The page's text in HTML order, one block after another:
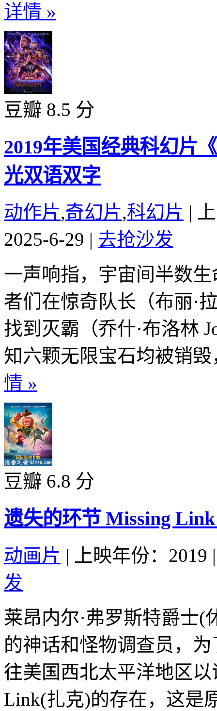
详情 »
豆瓣 8.5 分
2019年美国经典科幻片
光双语双字
动作片,奇幻片,科幻片 |
2025-6-29 | 去抢沙发
一声响指，宇宙间半数
者们在惊奇队长（布丽·
找到灭霸（乔什·布洛林
知六颗无限宝石均被销
情 »
豆瓣 6.8 分
遗失的环节 Missing Link
动画片 | 上映年份：2019 |
发
莱昂内尔·弗罗斯特爵士(
的神话和怪物调查员，
往美国西北太平洋地区
Link(扎克)的存在，这是